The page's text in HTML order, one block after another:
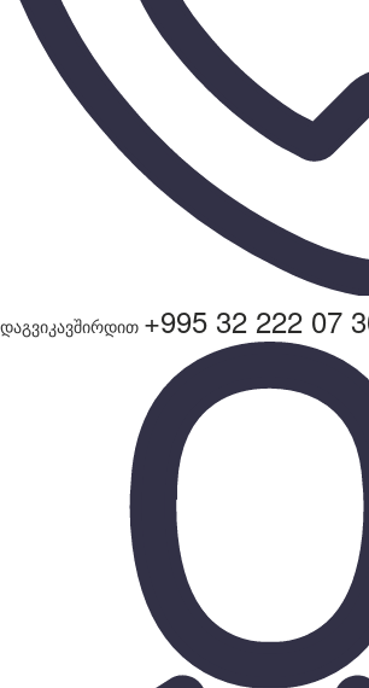
დაგვიკავშირდით +995 32 222 07